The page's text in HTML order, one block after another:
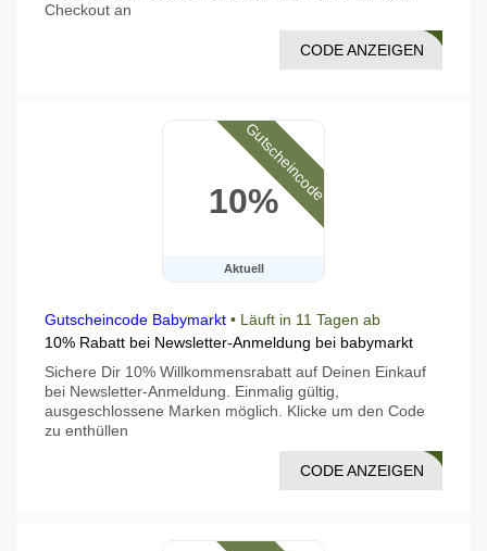
Checkout an
10BM
CODE ANZEIGEN
10%
Aktuell
Gutscheincode
Gutscheincode Babymarkt • Läuft in 11 Tagen ab
10% Rabatt bei Newsletter-Anmeldung bei babymarkt
Sichere Dir 10% Willkommensrabatt auf Deinen Einkauf
bei Newsletter-Anmeldung. Einmalig gültig,
ausgeschlossene Marken möglich. Klicke um den Code
zu enthüllen
15BM
CODE ANZEIGEN